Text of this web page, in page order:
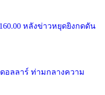
หลังข่าวหยุดยิงกดดัน
อลลาร์ ท่ามกลางความ